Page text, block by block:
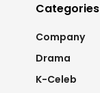
Categories
Company
Drama
K-Celeb